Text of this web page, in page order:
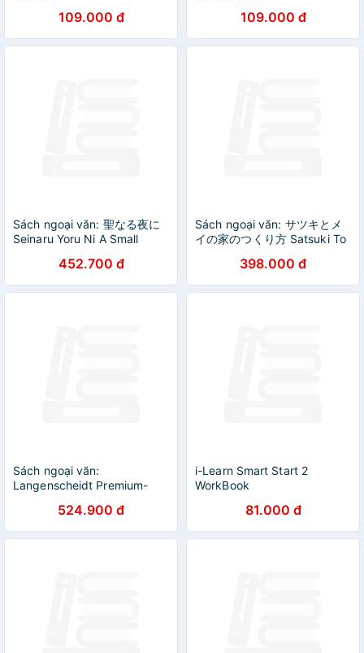
109.000 đ 109.000 đ
Sách ngoại văn: 聖なる夜に
Seinaru Yoru Ni A Small
452.700 đ
Sách ngoại văn: サツキとメ
イの家のつくり方 Satsuki To
398.000 đ
Sách ngoại văn:
Langenscheidt Premium-
524.900 đ
i-Learn Smart Start 2
WorkBook
81.000 đ